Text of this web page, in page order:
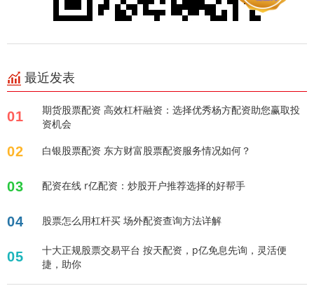
最近发表
01
期货股票配资 高效杠杆融资：选择优秀杨方配资助您赢取投
资机会
02 白银股票配资 东方财富股票配资服务情况如何？
03 配资在线 r亿配资：炒股开户推荐选择的好帮手
04 股票怎么用杠杆买 场外配资查询方法详解
05
十大正规股票交易平台 按天配资，p亿免息先询，灵活便
捷，助你